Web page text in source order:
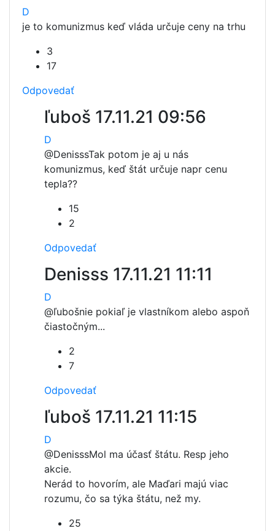
D
je to komunizmus keď vláda určuje ceny na trhu
3
17
Odpovedať
ľuboš 17.11.21 09:56
D
@DenisssTak potom je aj u nás
komunizmus, keď štát určuje napr cenu
tepla??
15
2
Odpovedať
Denisss 17.11.21 11:11
D
@ľubošnie pokiaľ je vlastníkom alebo aspoň
čiastočným...
2
7
Odpovedať
ľuboš 17.11.21 11:15
D
@DenisssMol ma účasť štátu. Resp jeho
akcie.
Nerád to hovorím, ale Maďari majú viac
rozumu, čo sa týka štátu, než my.
25